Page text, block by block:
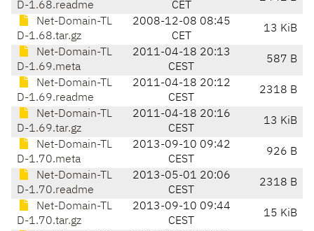
D-1.68.readme
CET
Net-Domain-TL
D-1.68.tar.gz
2008-12-08 08:45
CET
13 KiB
Net-Domain-TL
D-1.69.meta
2011-04-18 20:13
CEST
587 B
Net-Domain-TL
D-1.69.readme
2011-04-18 20:12
CEST
2318 B
Net-Domain-TL
D-1.69.tar.gz
2011-04-18 20:16
CEST
13 KiB
Net-Domain-TL
D-1.70.meta
2013-09-10 09:42
CEST
926 B
Net-Domain-TL
D-1.70.readme
2013-05-01 20:06
CEST
2318 B
Net-Domain-TL
D-1.70.tar.gz
2013-09-10 09:44
CEST
15 KiB